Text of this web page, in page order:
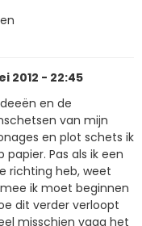
2012 - 22:45
en de
van mijn
en plot schets ik
papier. Pas als ik een
richting heb, weet
ik moet beginnen
dit verder verloopt
misschien vaag het